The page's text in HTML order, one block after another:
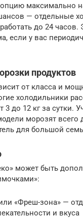
опцию максимально
— отдельные
до 24 часов.
если у вас
продуктов
от класса и
холодильники
до 12 кг за сутки.
морозят всего
для большой
может быть
«Фреш-зона» —
и вкуса